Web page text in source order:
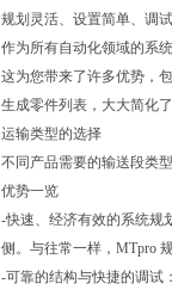
规划灵活、设置简单、调
作为所有自动化领域的系
这为您带来了许多优势，
生成零件列表，大大简化
运输类型的选择
不同产品需要的输送段类
优势一览
-快速、经济有效的系统规
侧。与往常一样，MTpro
-可靠的结构与快捷的调试